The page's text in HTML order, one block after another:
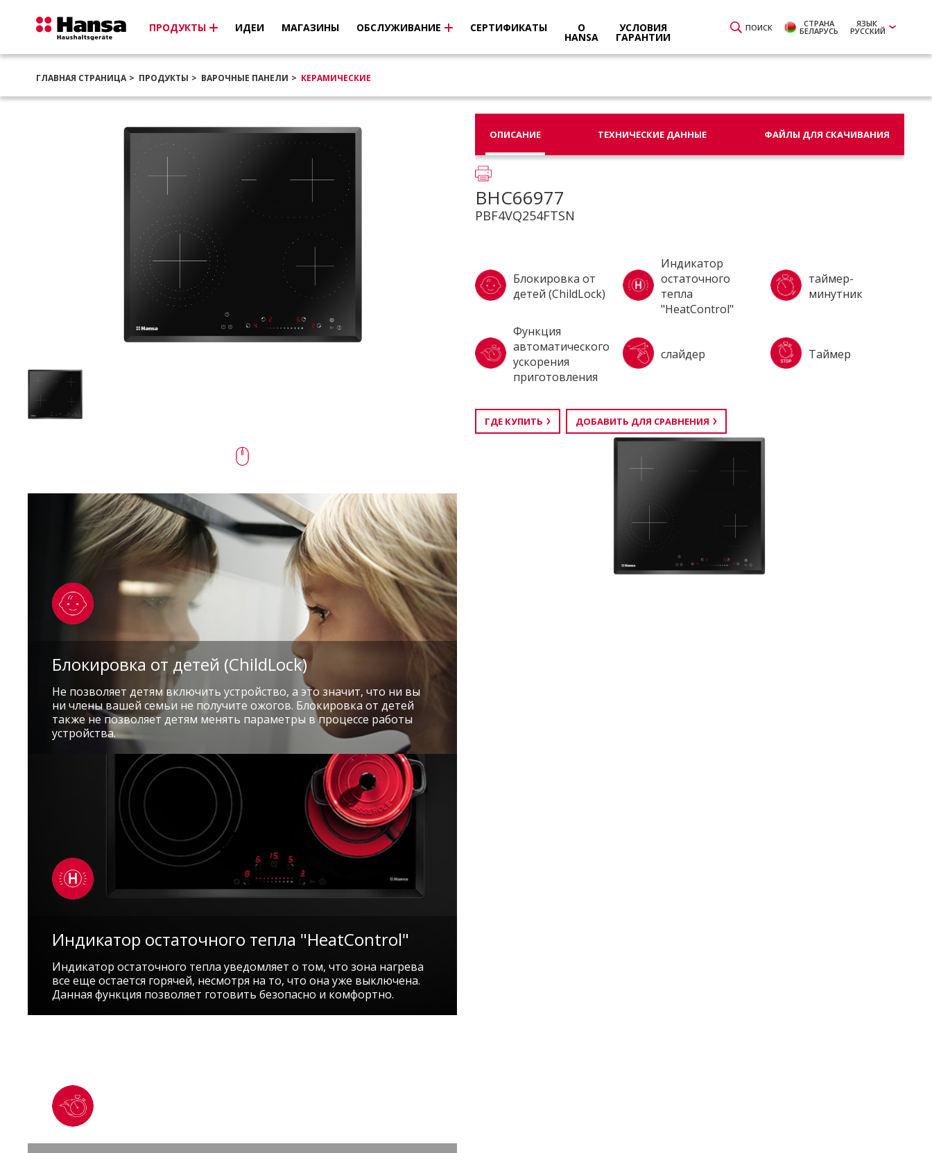
ПОИСК СТРАНА
БЕЛАРУСЬ
ЯЗЫК
РУССКИЙ
ПРОДУКТЫ ИДЕИ МАГАЗИНЫ ОБСЛУЖИВАНИЕ СЕРТИФИКАТЫ О
HANSA
УСЛОВИЯ
ГАРАНТИИ
ГЛАВНАЯ СТРАНИЦА ПРОДУКТЫ ВАРОЧНЫЕ ПАНЕЛИ КЕРАМИЧЕСКИЕ
Блокировка от детей (ChildLock)
Не позволяет детям включить устройство, а это значит, что ни вы
ни члены вашей семьи не получите ожогов. Блокировка от детей
также не позволяет детям менять параметры в процессе работы
устройства.
Индикатор остаточного тепла "HeatControl"
Индикатор остаточного тепла уведомляет о том, что зона нагрева
все еще остается горячей, несмотря на то, что она уже выключена.
Данная функция позволяет готовить безопасно и комфортно.
ОПИСАНИЕ ТЕХНИЧЕСКИЕ ДАННЫЕ ФАЙЛЫ ДЛЯ СКАЧИВАНИЯ
BHC66977
PBF4VQ254FTSN
Блокировка от
детей (ChildLock)
Индикатор
остаточного
тепла
"HeatControl"
таймер-
минутник
Функция
автоматического
ускорения
приготовления
слайдер Таймер
ГДЕ КУПИТЬ ДОБАВИТЬ ДЛЯ СРАВНЕНИЯ